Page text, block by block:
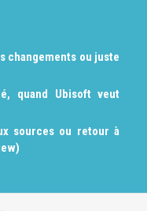
changements ou juste
quand Ubisoft veut
sources ou retour à